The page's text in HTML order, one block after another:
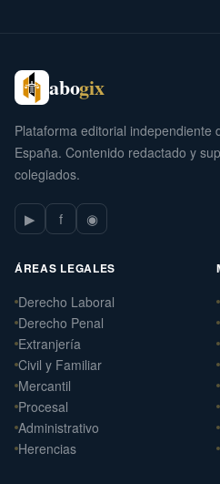
abogix
Plataforma editorial independiente
España. Contenido redactado y
colegiados.
▶ f ◉
ÁREAS LEGALES
Derecho Laboral
Derecho Penal
Extranjería
Civil y Familiar
Mercantil
Procesal
Administrativo
Herencias